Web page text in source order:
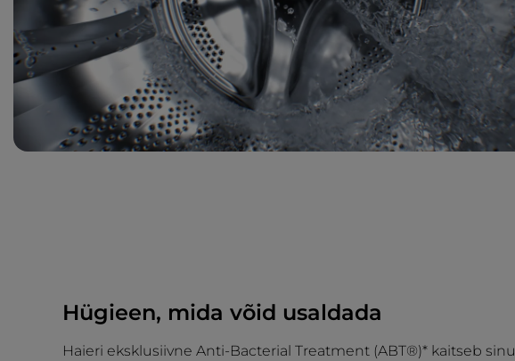
Hügieen, mida võid usaldada
Haieri eksklusiivne Anti-Bacterial Treatment (ABT®)* kaitseb sinu